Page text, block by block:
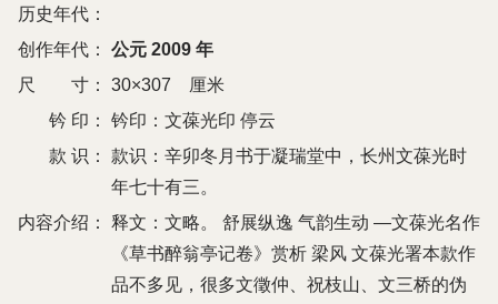
历史年代：
创作年代：
公元 2009 年
尺 寸：
30×307 厘米
钤 印：
钤印：文葆光印 停云
款 识：
款识：辛卯冬月书于凝瑞堂中，长州文葆光时
年七十有三。
内容介绍：
释文：文略。 舒展纵逸 气韵生动 —文葆光名作
《草书醉翁亭记卷》赏析 梁风 文葆光署本款作
品不多见，很多文徵仲、祝枝山、文三桥的伪